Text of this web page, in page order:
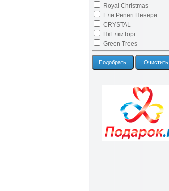
Royal Christmas
Ели Peneri Пенери
CRYSTAL
ПкЕлкиТорг
Green Trees
Подобрать Очистить